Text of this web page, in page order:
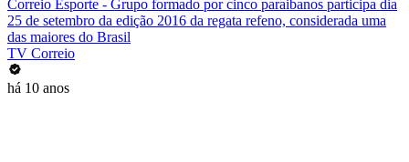
Correio Esporte - Grupo formado por cinco paraibanos participa dia
25 de setembro da edição 2016 da regata refeno, considerada uma
das maiores do Brasil
TV Correio
há 10 anos